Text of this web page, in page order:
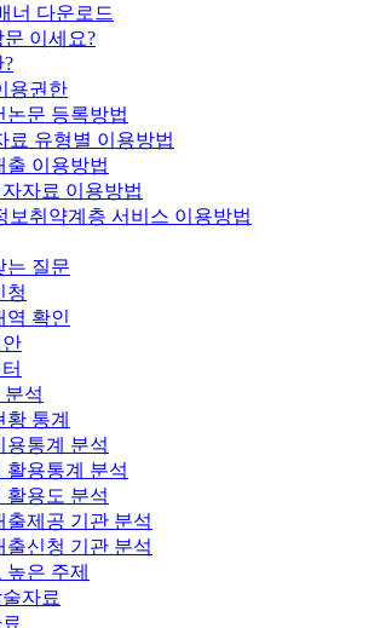
너 다운로드
문 이세요?
?
용권한
논문 등록방법
료 유형별 이용방법
출 이용방법
자료 이용방법
보취약계층 서비스 이용방법
는 질문
청
역 확인
분석
황 통계
용통계 분석
활용통계 분석
활용도 분석
출제공 기관 분석
출신청 기관 분석
높은 주제
자료